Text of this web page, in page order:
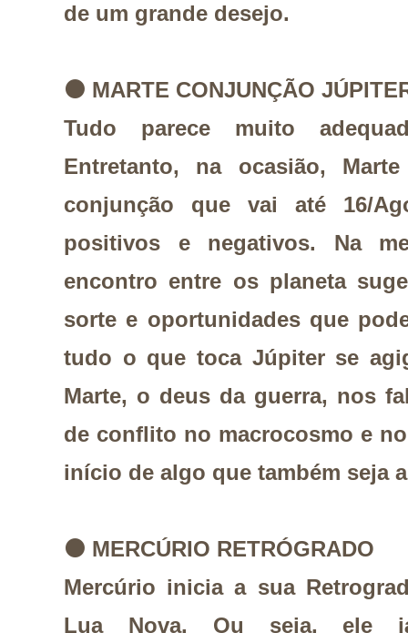
de um grande desejo.
⚫ MARTE CONJUNÇÃO
Tudo parece muito
Entretanto, na ocasião,
conjunção que vai até 16/
positivos e negativos. Na
encontro entre os planeta
sorte e oportunidades que
tudo o que toca Júpiter se
Marte, o deus da guerra, nos
de conflito no macrocosmo e
início de algo que também seja
⚫ MERCÚRIO RETRÓGRADO
Mercúrio inicia a sua
Lua Nova. Ou seja, ele